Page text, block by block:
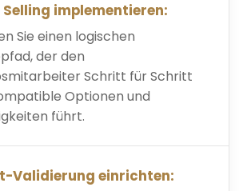
Selling implementieren:
Sie einen logischen
der den
Schritt für Schritt
Optionen und
führt.
Validierung einrichten: